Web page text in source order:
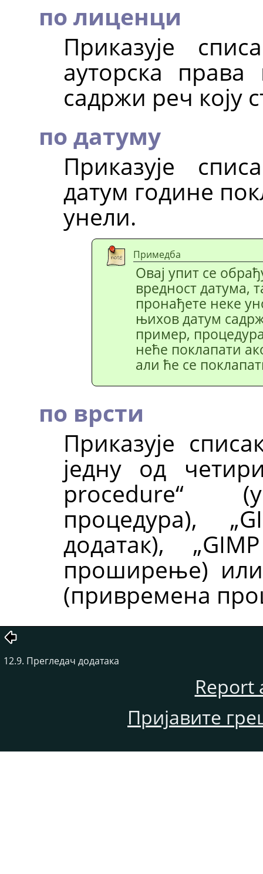
по лиценци
Приказује
ауторска
садржи реч коју
по датуму
Приказује
датум године
унели.
Примедба
Овај упит се
вредност датума,
пронађете неке
њихов датум
пример,
неће поклапати
али ће се
по врсти
Приказује
једну од
procedure“
процедура), „
додатак), „
проширење)
(привремена
12.9. Прегледач додатака
Report
Пријавите